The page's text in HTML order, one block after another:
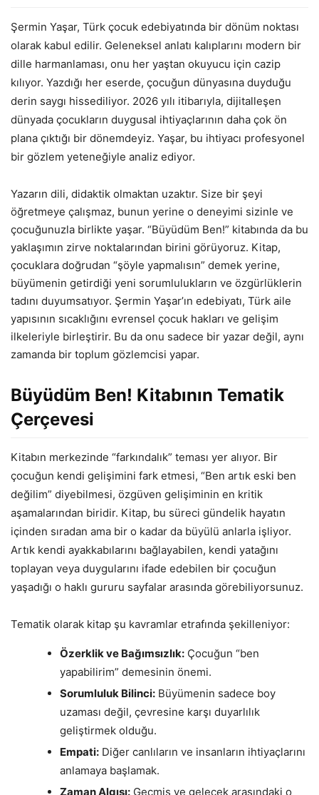
Şermin Yaşar, Türk çocuk edebiyatında bir dönüm noktası
olarak kabul edilir. Geleneksel anlatı kalıplarını modern bir
dille harmanlaması, onu her yaştan okuyucu için cazip
kılıyor. Yazdığı her eserde, çocuğun dünyasına duyduğu
derin saygı hissediliyor. 2026 yılı itibarıyla, dijitalleşen
dünyada çocukların duygusal ihtiyaçlarının daha çok ön
plana çıktığı bir dönemdeyiz. Yaşar, bu ihtiyacı profesyonel
bir gözlem yeteneğiyle analiz ediyor.
Yazarın dili, didaktik olmaktan uzaktır. Size bir şeyi
öğretmeye çalışmaz, bunun yerine o deneyimi sizinle ve
çocuğunuzla birlikte yaşar. “Büyüdüm Ben!” kitabında da bu
yaklaşımın zirve noktalarından birini görüyoruz. Kitap,
çocuklara doğrudan “şöyle yapmalısın” demek yerine,
büyümenin getirdiği yeni sorumlulukların ve özgürlüklerin
tadını duyumsatıyor. Şermin Yaşar’ın edebiyatı, Türk aile
yapısının sıcaklığını evrensel çocuk hakları ve gelişim
ilkeleriyle birleştirir. Bu da onu sadece bir yazar değil, aynı
zamanda bir toplum gözlemcisi yapar.
Büyüdüm Ben! Kitabının Tematik
Çerçevesi
Kitabın merkezinde “farkındalık” teması yer alıyor. Bir
çocuğun kendi gelişimini fark etmesi, “Ben artık eski ben
değilim” diyebilmesi, özgüven gelişiminin en kritik
aşamalarından biridir. Kitap, bu süreci gündelik hayatın
içinden sıradan ama bir o kadar da büyülü anlarla işliyor.
Artık kendi ayakkabılarını bağlayabilen, kendi yatağını
toplayan veya duygularını ifade edebilen bir çocuğun
yaşadığı o haklı gururu sayfalar arasında görebiliyorsunuz.
Tematik olarak kitap şu kavramlar etrafında şekilleniyor:
Özerklik ve Bağımsızlık: Çocuğun “ben
yapabilirim” demesinin önemi.
Sorumluluk Bilinci: Büyümenin sadece boy
uzaması değil, çevresine karşı duyarlılık
geliştirmek olduğu.
Empati: Diğer canlıların ve insanların ihtiyaçlarını
anlamaya başlamak.
Zaman Algısı: Geçmiş ve gelecek arasındaki o